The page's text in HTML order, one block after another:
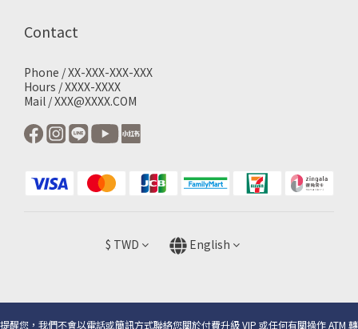
Contact
Phone / XX-XXX-XXX-XXX
Hours / XXXX-XXXX
Mail / XXX@XXXX.COM
$ TWD English
提醒您，我們不會以電話或簡訊方式聯絡您關於付費升級 VIP 或任何有關操作 ATM 轉